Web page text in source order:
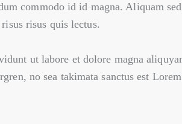
commodo id id magna. Aliquam
risus quis lectus.
ut labore et dolore magna
no sea takimata sanctus est